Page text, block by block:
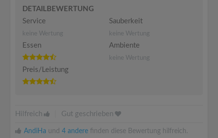
DETAILBEWERTUNG
Service
keine Wertung
Sauberkeit
keine Wertung
Essen Ambiente
keine Wertung
Preis/Leistung
Hilfreich Gut geschrieben
AndiHa und 4 andere finden diese Bewertung hilfreich.